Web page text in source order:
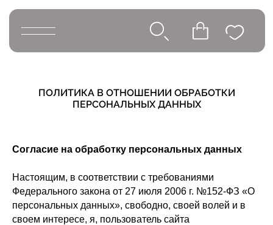
Люстры
Подвесы
Бра
Настольные светильники
ФЗ-149 "Об информации")
ПОЛИТИКА В ОТНОШЕНИИ ОБРАБОТКИ
ПЕРСОНАЛЬНЫХ ДАННЫХ
Согласие на обработку персональных данных
Настоящим, в соответствии с требованиями
Федерального закона от 27 июля 2006 г. №152-ФЗ «О
персональных данных», свободно, своей волей и в
своем интересе, я, пользователь сайта